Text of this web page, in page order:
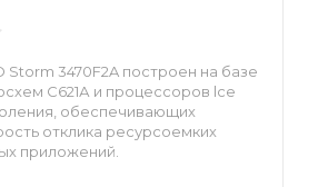
Storm 3470F2A построен на базе
С621А и процессоров lce
обеспечивающих
отклика ресурсоемких
приложений.